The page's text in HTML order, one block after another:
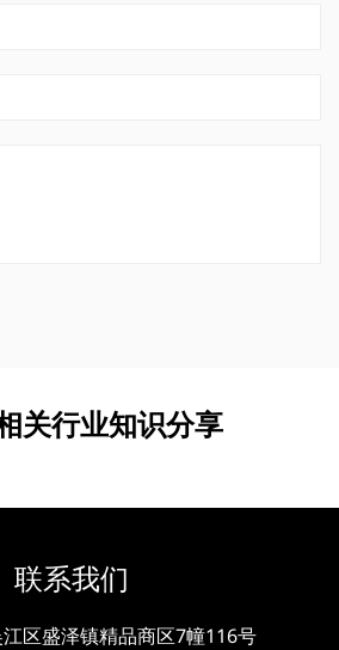
关行业知识分享
联系我们
区盛泽镇精品商区7幢116号